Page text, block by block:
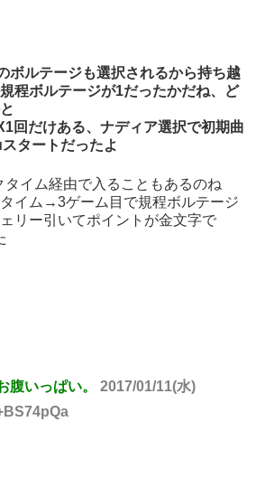
ボルテージも選択されるから持ち越
程ボルテージが1だったかだね、ど
回だけある、ナディア選択で初期曲
タートだったよ
タイム経由で入ることもあるのね
イム→3ゲーム目で規程ボルテージ
リー引いてポイントが金文字で
腹いっぱい。
2017/01/11(水)